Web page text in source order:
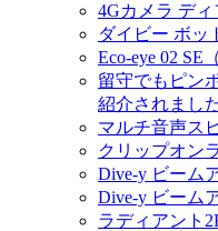
4Gカメラ ディ
ダイビー ボッ
Eco-eye 02 SE
留守でもピン
紹介されました
マルチ音声ス
クリップオン
Dive-y ビーム
Dive-y ビーム
ラディアント